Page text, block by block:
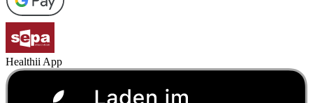
Healthii App